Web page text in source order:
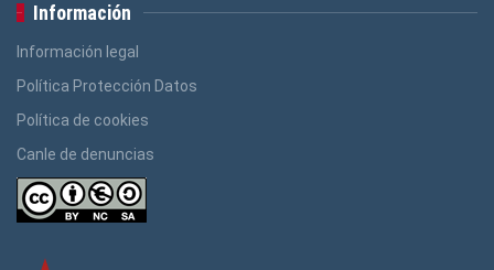
Información
Información legal
Política Protección Datos
Política de cookies
Canle de denuncias